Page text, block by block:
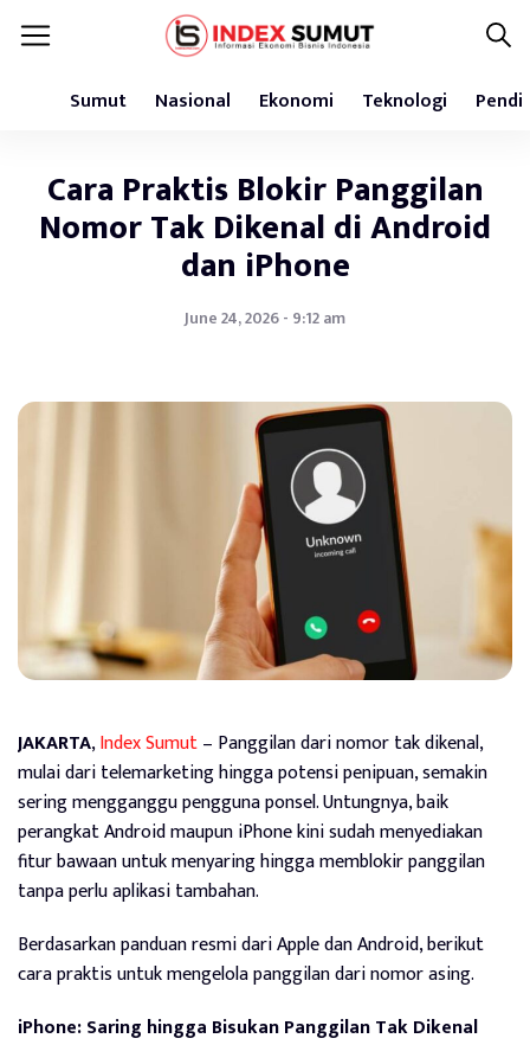
Sumut Nasional Ekonomi Teknologi
Cara Praktis Blokir Panggilan
Nomor Tak Dikenal di Android
dan iPhone
June 24, 2026 - 9:12 am
JAKARTA,Index Sumut– Panggilan dari nomor tak dikenal,
mulai dari telemarketing hingga potensi penipuan, semakin
sering mengganggu pengguna ponsel. Untungnya, baik
perangkat Android maupun iPhone kini sudah menyediakan
fitur bawaan untuk menyaring hingga memblokir panggilan
tanpa perlu aplikasi tambahan.
Berdasarkan panduan resmi dari Apple dan Android, berikut
cara praktis untuk mengelola panggilan dari nomor asing.
iPhone: Saring hingga Bisukan Panggilan Tak Dikenal